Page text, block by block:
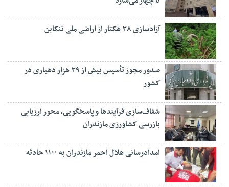
آزادسازی ۳۸ هکتار از اراضی ملی تنکابن
صدور مجوز تأسیس بیش از ۳۹ هزار دهیاری در
کشور
شفاف‌سازی فرآیند‌ها و پاسخگویی، محور ارزیابی
بازرسی کشاورزی مازندران
امدادرسانی هلال احمر مازندران به ۱۱۰۰ حادثه